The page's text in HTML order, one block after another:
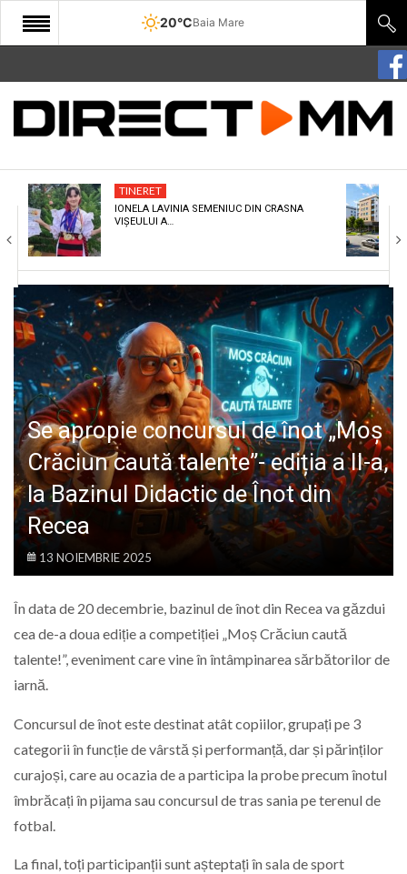
20°CBaia Mare
START
COMUNITATE
CULTURA
ECONOMIE
SANATATE
SPORT
SPECIAL
POLITIC
LIFE
TINERET
IONELA LAVINIA SEMENIUC DIN CRASNA
VIȘEULUI A…
Se apropie concursul de înot „Moș
Crăciun caută talente”- ediția a II-a,
la Bazinul Didactic de Înot din
Recea
13 NOIEMBRIE 2025
În data de 20 decembrie, bazinul de înot din Recea va găzdui
cea de-a doua ediție a competiției „Moș Crăciun caută
talente!”, eveniment care vine în întâmpinarea sărbătorilor de
iarnă.
Concursul de înot este destinat atât copiilor, grupați pe 3
categorii în funcție de vârstă și performanță, dar și părinților
curajoși, care au ocazia de a participa la probe precum înotul
îmbrăcați în pijama sau concursul de tras sania pe terenul de
fotbal.
La final, toți participanții sunt așteptați în sala de sport